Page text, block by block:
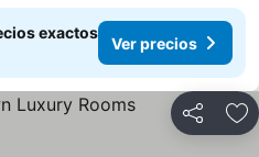
exactos
Ver precios
Compartir